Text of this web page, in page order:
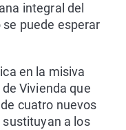
integral del
se puede esperar
en la misiva
Vivienda que
cuatro nuevos
a los